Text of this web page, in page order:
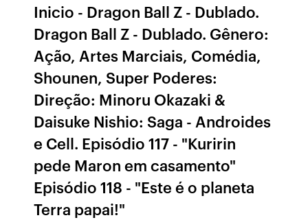
Inicio - Dragon Ball Z - Dublado.
Dragon Ball Z - Dublado. Gênero:
Ação, Artes Marciais, Comédia,
Shounen, Super Poderes:
Direção: Minoru Okazaki &
Daisuke Nishio: Saga - Androides
e Cell. Episódio 117 - "Kuririn
pede Maron em casamento"
Episódio 118 - "Este é o planeta
Terra papai!"